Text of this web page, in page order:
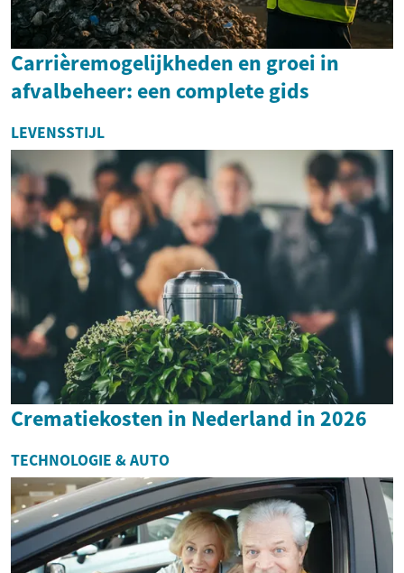
Carrièremogelijkheden en groei in
afvalbeheer: een complete gids
LEVENSSTIJL
Crematiekosten in Nederland in 2026
TECHNOLOGIE & AUTO